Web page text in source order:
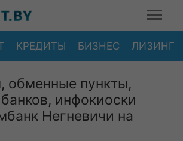
КРЕДИТЫ БИЗНЕС ЛИЗИНГ
обменные пункты,
инфокиоски
Негневичи на